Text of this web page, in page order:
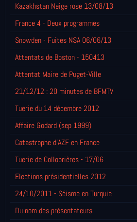
Kazakhstan Neige rose 13/08/13
France 4 - Deux programmes
Snowden - Fuites NSA 06/06/13
Attentats de Boston - 150413
Attentat Maire de Puget-Ville
21/12/12 : 20 minutes de BFMTV
Tuerie du 14 décembre 2012
Affaire Godard (sep 1999)
Catastrophe d'AZF en France
Tuerie de Collobrières - 17/06
Elections présidentielles 2012
24/10/2011 - Séisme en Turquie
Du nom des présentateurs